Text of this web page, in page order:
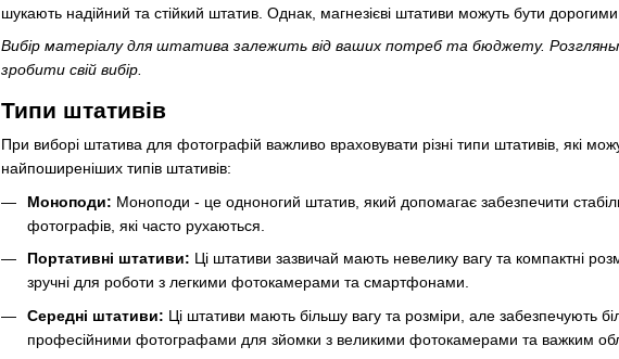
шукають надійний та стійкий штатив. Однак, магнезієві штативи можуть бути
Вибір матеріалу для штатива залежить від ваших потреб та бюджету.
зробити свій вибір.
Типи штативів
При виборі штатива для фотографій важливо враховувати різні типи штативів, які
найпоширеніших типів штативів:
Моноподи: Моноподи - це одноногий штатив, який допомагає забезпечити
фотографів, які часто рухаються.
Портативні штативи: Ці штативи зазвичай мають невелику вагу та компактні
зручні для роботи з легкими фотокамерами та смартфонами.
Середні штативи: Ці штативи мають більшу вагу та розміри, але забезпечують
професійними фотографами для зйомки з великими фотокамерами та важким